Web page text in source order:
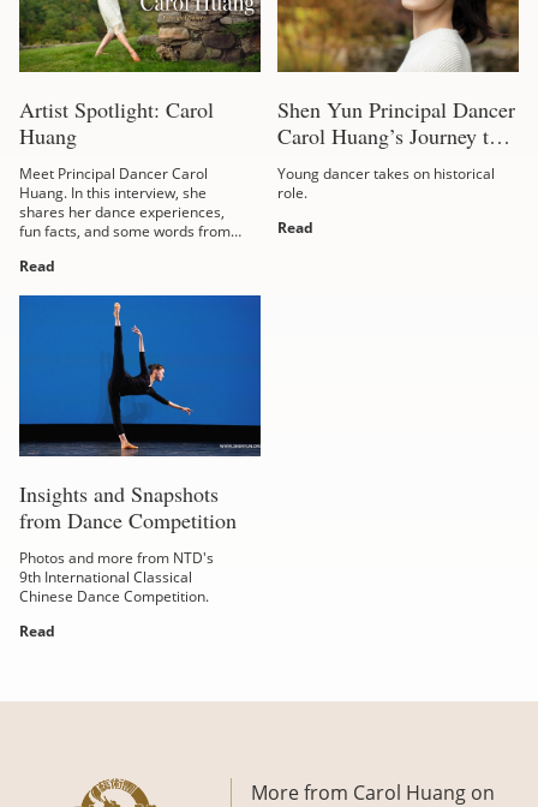
Artist Spotlight: Carol
Huang
Meet Principal Dancer Carol
Huang. In this interview, she
shares her dance experiences,
fun facts, and some words from
Read
Shen Yun Principal Dancer
Carol Huang’s Journey to
Stardom
Young dancer takes on historical
role.
Read
Insights and Snapshots
from Dance Competition
Photos and more from NTD's
9th International Classical
Chinese Dance Competition.
Read
More from Carol Huang on